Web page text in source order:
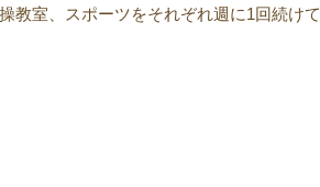
教室、スポーツをそれぞれ週に1回続けて